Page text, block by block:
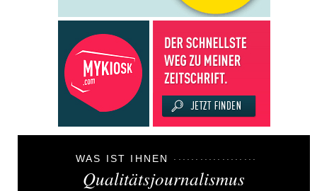
WAS IST IHNEN
Qualitätsjournalismus